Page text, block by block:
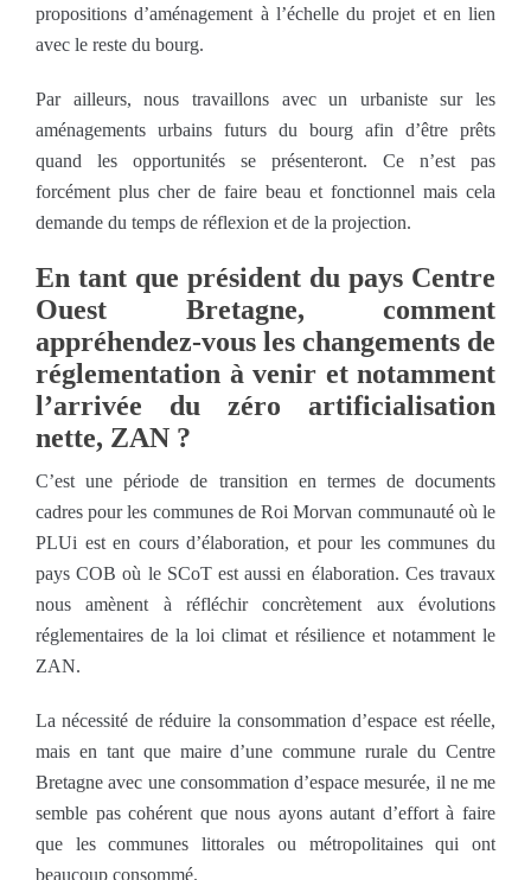
propositions d’aménagement à l’échelle du projet et en lien
avec le reste du bourg.
Par ailleurs, nous travaillons avec un urbaniste sur les
aménagements urbains futurs du bourg afin d’être prêts
quand les opportunités se présenteront. Ce n’est pas
forcément plus cher de faire beau et fonctionnel mais cela
demande du temps de réflexion et de la projection.
En tant que président du pays Centre
Ouest Bretagne, comment
appréhendez-vous les changements de
réglementation à venir et notamment
l’arrivée du zéro artificialisation
nette, ZAN ?
C’est une période de transition en termes de documents
cadres pour les communes de Roi Morvan communauté où le
PLUi est en cours d’élaboration, et pour les communes du
pays COB où le SCoT est aussi en élaboration. Ces travaux
nous amènent à réfléchir concrètement aux évolutions
réglementaires de la loi climat et résilience et notamment le
ZAN.
La nécessité de réduire la consommation d’espace est réelle,
mais en tant que maire d’une commune rurale du Centre
Bretagne avec une consommation d’espace mesurée, il ne me
semble pas cohérent que nous ayons autant d’effort à faire
que les communes littorales ou métropolitaines qui ont
beaucoup consommé.